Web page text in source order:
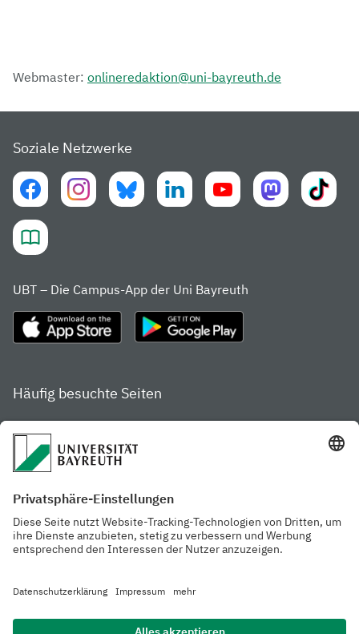
Webmaster: onlineredaktion@uni-bayreuth.de
Soziale Netzwerke
UBT – Die Campus-App der Uni Bayreuth
Häufig besuchte Seiten
Studienportal
Gamechanger Campus
Aktuelle
Pressemitteilungen
Arbeiten an der
Universität
Cafeterien
Studiengangsfinder
Services & Beratung für
Ansprechpersonen der
Uni Bayreuth